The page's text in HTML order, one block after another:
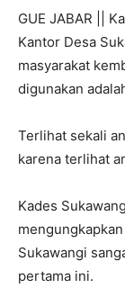
GUE JABAR ||
Kantor Desa
masyarakat
digunakan
Terlihat sekali
karena terlihat
Kades
Sukawangi
pertama ini.